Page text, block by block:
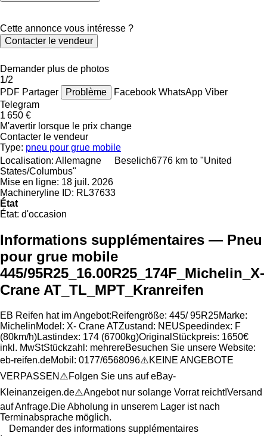
Cette annonce vous intéresse ?
Contacter le vendeur
Demander plus de photos
1/2
PDF Partager Problème Facebook WhatsApp Viber
Telegram
1 650 €
M'avertir lorsque le prix change
Contacter le vendeur
Type: pneu pour grue mobile
Localisation: Allemagne Beselich6776 km to "United
States/Columbus"
Mise en ligne: 18 juil. 2026
Machineryline ID: RL37633
État
État: d'occasion
Informations supplémentaires — Pneu
pour grue mobile
445/95R25_16.00R25_174F_Michelin_X-
Crane AT_TL_MPT_Kranreifen
EB Reifen hat im Angebot:Reifengröße: 445/ 95R25Marke:
MichelinModel: X- Crane ATZustand: NEUSpeedindex: F
(80km/h)Lastindex: 174 (6700kg)OriginalStückpreis: 1650€
inkl. MwStStückzahl: mehrereBesuchen Sie unsere Website:
eb-reifen.deMobil: 0177/6568096⚠️KEINE ANGEBOTE
VERPASSEN⚠️Folgen Sie uns auf eBay-
Kleinanzeigen.de⚠️Angebot nur solange Vorrat reicht!Versand
auf Anfrage.Die Abholung in unserem Lager ist nach
Terminabsprache möglich.
Demander des informations supplémentaires